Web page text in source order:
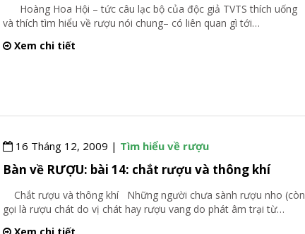
Hoàng Hoa Hội – tức câu lạc bộ của độc giả TVTS thích uống
và thích tìm hiểu về rượu nói chung– có liên quan gì tới…
Xem chi tiết
16 Tháng 12, 2009 | Tìm hiểu về rượu
Bàn về RƯỢU: bài 14: chắt rượu và thông khí
Chắt rượu và thông khí Những người chưa sành rượu nho (còn
gọi là rượu chát do vị chát hay rượu vang do phát âm trại từ…